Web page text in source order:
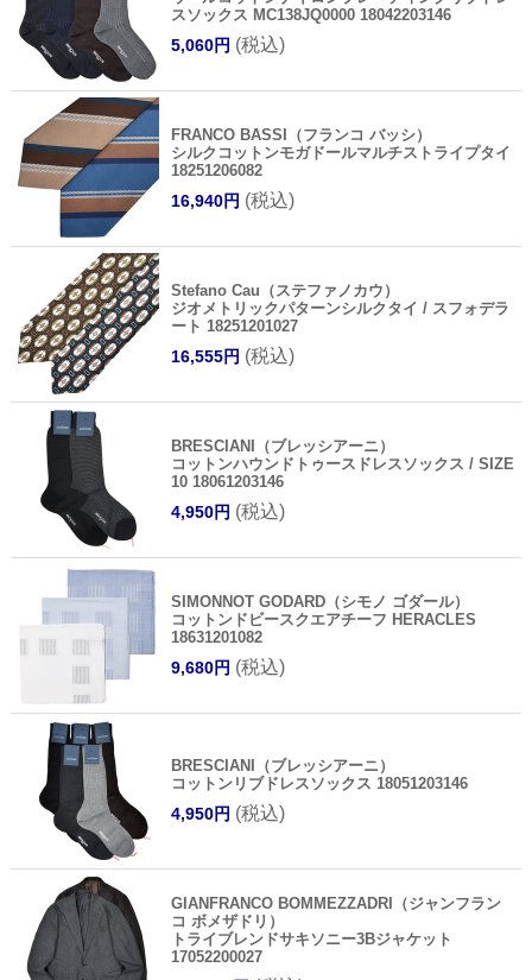
スソックス MC138JQ0000 18042203146
5,060円 (税込)
FRANCO BASSI（フランコ バッシ）
シルクコットンモガドールマルチストライプタイ
18251206082
16,940円 (税込)
Stefano Cau（ステファノカウ）
ジオメトリックパターンシルクタイ / スフォデラ
ート 18251201027
16,555円 (税込)
BRESCIANI（ブレッシアーニ）
コットンハウンドトゥースドレスソックス / SIZE
10 18061203146
4,950円 (税込)
SIMONNOT GODARD（シモノ ゴダール）
コットンドビースクエアチーフ HERACLES
18631201082
9,680円 (税込)
BRESCIANI（ブレッシアーニ）
コットンリブドレスソックス 18051203146
4,950円 (税込)
GIANFRANCO BOMMEZZADRI（ジャンフラン
コ ボメザドリ）
トライブレンドサキソニー3Bジャケット
17052200027